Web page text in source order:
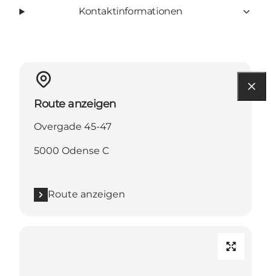
Kontaktinformationen
Route anzeigen
Overgade 45-47
5000 Odense C
Route anzeigen